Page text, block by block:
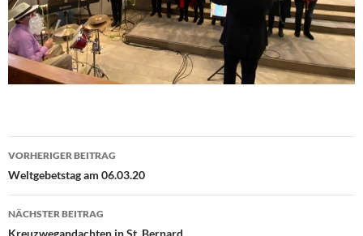
Beitragsnavigation
VORHERIGER BEITRAG
Weltgebetstag am 06.03.20
NÄCHSTER BEITRAG